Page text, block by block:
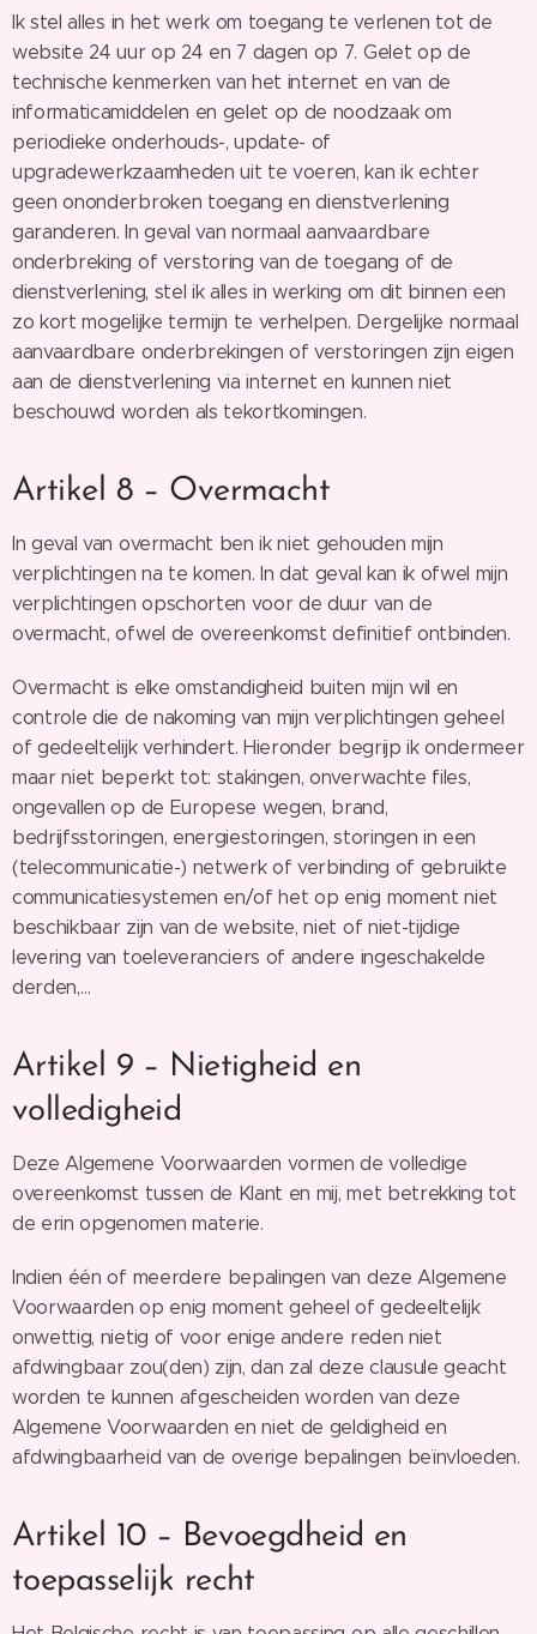
Ik stel alles in het werk om toegang te verlenen tot de
website 24 uur op 24 en 7 dagen op 7. Gelet op de
technische kenmerken van het internet en van de
informaticamiddelen en gelet op de noodzaak om
periodieke onderhouds-, update- of
upgradewerkzaamheden uit te voeren, kan ik echter
geen ononderbroken toegang en dienstverlening
garanderen. In geval van normaal aanvaardbare
onderbreking of verstoring van de toegang of de
dienstverlening, stel ik alles in werking om dit binnen een
zo kort mogelijke termijn te verhelpen. Dergelijke normaal
aanvaardbare onderbrekingen of verstoringen zijn eigen
aan de dienstverlening via internet en kunnen niet
beschouwd worden als tekortkomingen.
Artikel 8 – Overmacht
In geval van overmacht ben ik niet gehouden mijn
verplichtingen na te komen. In dat geval kan ik ofwel mijn
verplichtingen opschorten voor de duur van de
overmacht, ofwel de overeenkomst definitief ontbinden.
Overmacht is elke omstandigheid buiten mijn wil en
controle die de nakoming van mijn verplichtingen geheel
of gedeeltelijk verhindert. Hieronder begrijp ik ondermeer
maar niet beperkt tot: stakingen, onverwachte files,
ongevallen op de Europese wegen, brand,
bedrijfsstoringen, energiestoringen, storingen in een
(telecommunicatie-) netwerk of verbinding of gebruikte
communicatiesystemen en/of het op enig moment niet
beschikbaar zijn van de website, niet of niet-tijdige
levering van toeleveranciers of andere ingeschakelde
derden,…
Artikel 9 – Nietigheid en
volledigheid
Deze Algemene Voorwaarden vormen de volledige
overeenkomst tussen de Klant en mij, met betrekking tot
de erin opgenomen materie.
Indien één of meerdere bepalingen van deze Algemene
Voorwaarden op enig moment geheel of gedeeltelijk
onwettig, nietig of voor enige andere reden niet
afdwingbaar zou(den) zijn, dan zal deze clausule geacht
worden te kunnen afgescheiden worden van deze
Algemene Voorwaarden en niet de geldigheid en
afdwingbaarheid van de overige bepalingen beïnvloeden.
Artikel 10 – Bevoegdheid en
toepasselijk recht